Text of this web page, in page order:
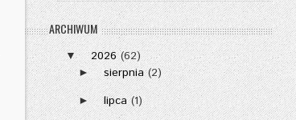
ARCHIWUM
▼ 2026 (62)
► sierpnia (2)
► lipca (1)